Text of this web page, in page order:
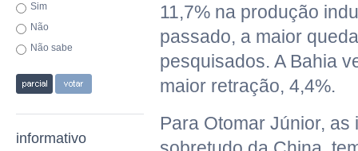
Sim
Não
Não sabe
informativo
11,7% na produção
passado, a maior
pesquisados. A Bahia
maior retração, 4,4%.
Para Otomar Júnior, as